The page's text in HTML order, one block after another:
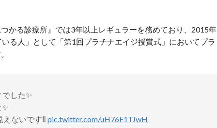
かる診療所』では3年以上レギュラーを務めており、2015年
る人」として「第1回プラチナエイジ授賞式」においてプラ
した✨
えないです‼️ pic.twitter.com/uH76F1TJwH